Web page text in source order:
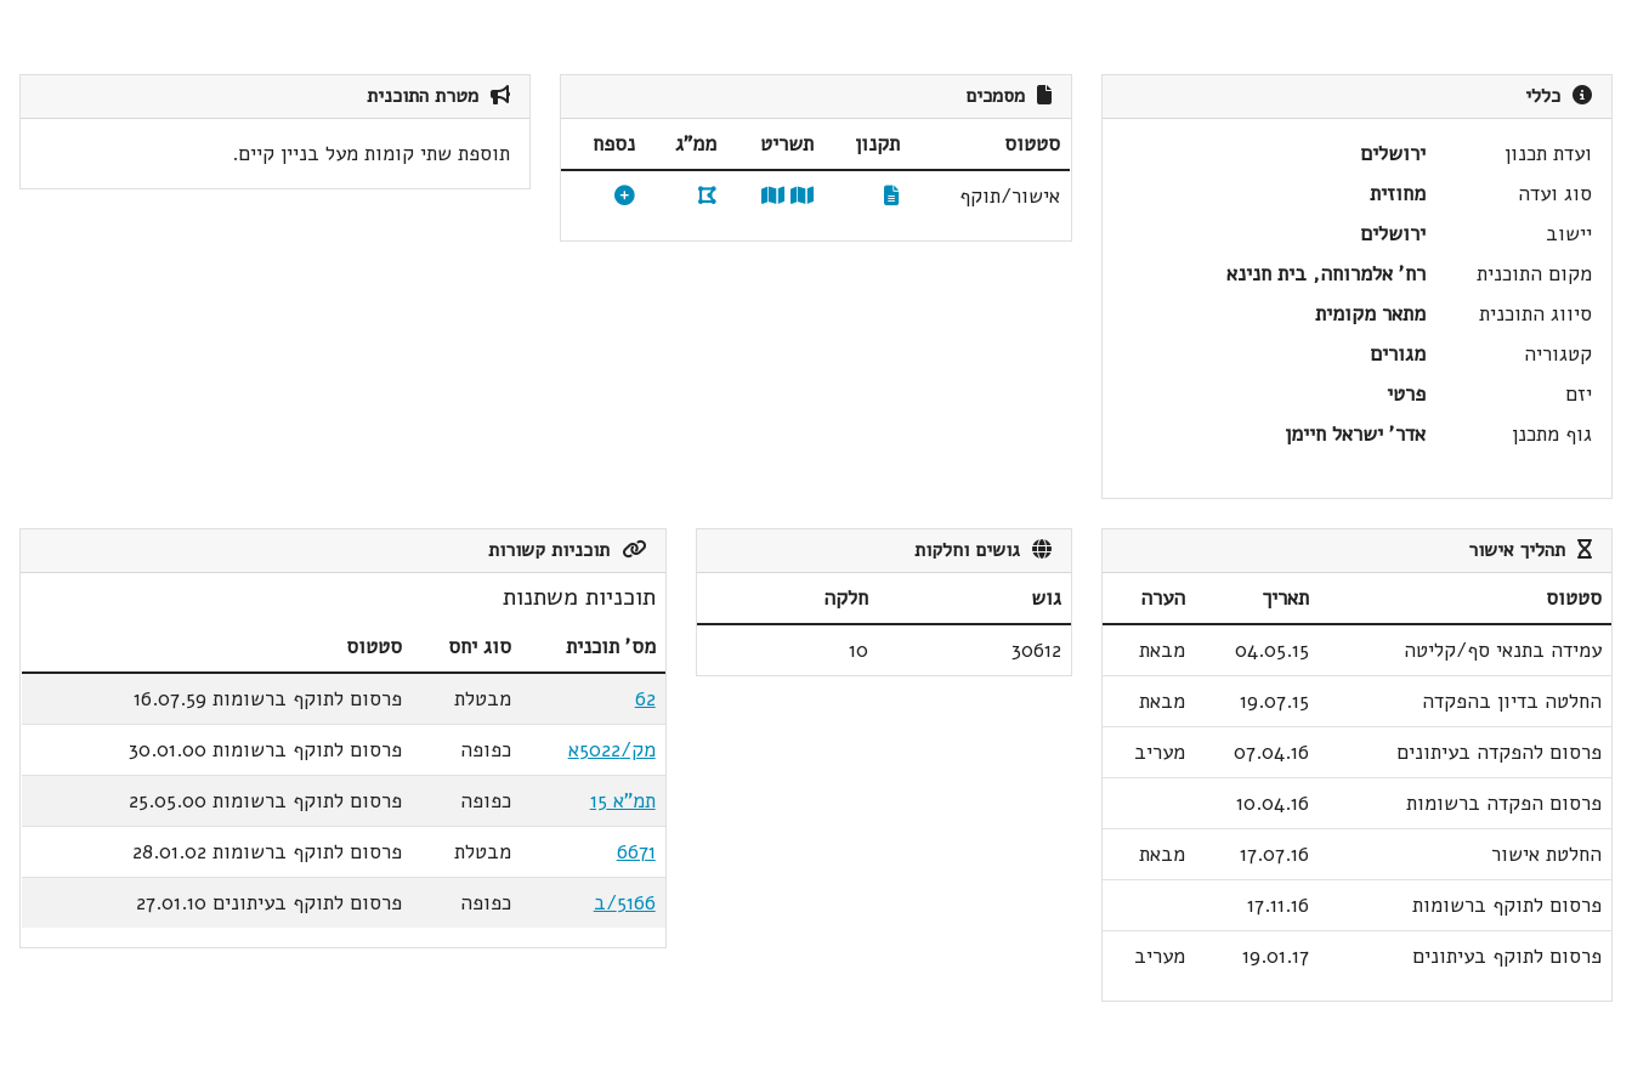
כללי
ועדת תכנון
ירושלים
סוג ועדה
מחוזית
יישוב
ירושלים
מקום התוכנית
רח' אלמרוחה, בית חנינא
סיווג התוכנית
מתאר מקומית
קטגוריה
מגורים
יזם
פרטי
גוף מתכנן
אדר' ישראל חיימן
מסמכים
סטטוס תקנון תשריט ממ"ג
נספח
אישור/תוקף
מטרת התוכנית
תוספת שתי קומות מעל בניין קיים.
תהליך אישור
סטטוס תאריך
הערה
עמידה בתנאי סף/קליטה
04.05.15
מבאת
החלטה בדיון בהפקדה
19.07.15
מבאת
פרסום להפקדה בעיתונים
07.04.16
מעריב
פרסום הפקדה ברשומות
10.04.16
החלטת אישור
17.07.16
מבאת
פרסום לתוקף ברשומות
17.11.16
פרסום לתוקף בעיתונים
19.01.17 מעריב
גושים וחלקות
גוש
חלקה
30612
10
תוכניות קשורות
תוכניות משתנות
מס' תוכנית סוג יחס
סטטוס
62
מבטלת
פרסום לתוקף ברשומות 16.07.59
מק/5022א
כפופה
פרסום לתוקף ברשומות 30.01.00
תמ"א 15
כפופה
פרסום לתוקף ברשומות 25.05.00
6671
מבטלת
פרסום לתוקף ברשומות 28.01.02
5166/ב
כפופה פרסום לתוקף בעיתונים 27.01.10